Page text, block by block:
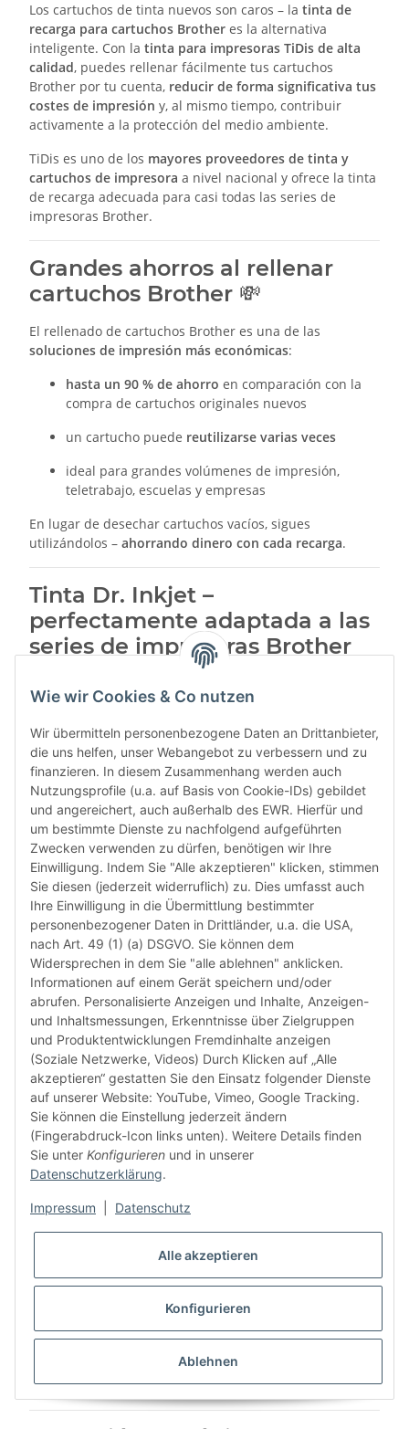
Los cartuchos de tinta nuevos son caros – la tinta de
recarga para cartuchos Brother es la alternativa
inteligente. Con la tinta para impresoras TiDis de alta
calidad, puedes rellenar fácilmente tus cartuchos
Brother por tu cuenta, reducir de forma significativa tus
costes de impresión y, al mismo tiempo, contribuir
activamente a la protección del medio ambiente.
TiDis es uno de los mayores proveedores de tinta y
cartuchos de impresora a nivel nacional y ofrece la tinta
de recarga adecuada para casi todas las series de
impresoras Brother.
Grandes ahorros al rellenar
cartuchos Brother 💸
El rellenado de cartuchos Brother es una de las
soluciones de impresión más económicas:
hasta un 90 % de ahorro en comparación con la
compra de cartuchos originales nuevos
un cartucho puede reutilizarse varias veces
ideal para grandes volúmenes de impresión,
teletrabajo, escuelas y empresas
En lugar de desechar cartuchos vacíos, sigues
utilizándolos – ahorrando dinero con cada recarga.
Tinta Dr. Inkjet –
perfectamente adaptada a las
series de impresoras Brother
formuladas específicamente para cada serie de
Tus ventajas:
excelente reproducción del color y alta intensidad
cromática
resultados de impresión limpios y sin rayas
cuidadosa con los cabezales de impresión y los
componentes
rendimiento fiable incluso con altos volúmenes de
impresión
Ideal para quienes buscanla mejor calidad de
impresión con el máximo ahorro .
Tinta universal TiDis – la
opción económica para los
más ahorradores
Para los usuarios especialmente sensibles al precio,
TiDis también ofrecetintas universales de alta calidad
ideales para impresiones diarias, documentos y
gráficos sencillos
excelente relación calidad-precio
👉 La solución perfecta para quienes desean
menor coste posible.
Wie wir Cookies & Co nutzen
Wir übermitteln personenbezogene Daten an Drittanbieter,
die uns helfen, unser Webangebot zu verbessern und zu
finanzieren. In diesem Zusammenhang werden auch
Nutzungsprofile (u.a. auf Basis von Cookie-IDs) gebildet
und angereichert, auch außerhalb des EWR. Hierfür und
um bestimmte Dienste zu nachfolgend aufgeführten
Zwecken verwenden zu dürfen, benötigen wir Ihre
Einwilligung. Indem Sie "Alle akzeptieren" klicken, stimmen
Sie diesen (jederzeit widerruflich) zu. Dies umfasst auch
Ihre Einwilligung in die Übermittlung bestimmter
personenbezogener Daten in Drittländer, u.a. die USA,
nach Art. 49 (1) (a) DSGVO. Sie können dem
Widersprechen in dem Sie "alle ablehnen" anklicken.
Informationen auf einem Gerät speichern und/oder
abrufen. Personalisierte Anzeigen und Inhalte, Anzeigen-
und Inhaltsmessungen, Erkenntnisse über Zielgruppen
und Produktentwicklungen Fremdinhalte anzeigen
(Soziale Netzwerke, Videos) Durch Klicken auf „Alle
akzeptieren“ gestatten Sie den Einsatz folgender Dienste
auf unserer Website: YouTube, Vimeo, Google Tracking.
Sie können die Einstellung jederzeit ändern
(Fingerabdruck-Icon links unten). Weitere Details finden
Sie unter Konfigurieren und in unserer
Datenschutzerklärung.
Impressum Datenschutz
Alle akzeptieren
Konfigurieren
Ablehnen